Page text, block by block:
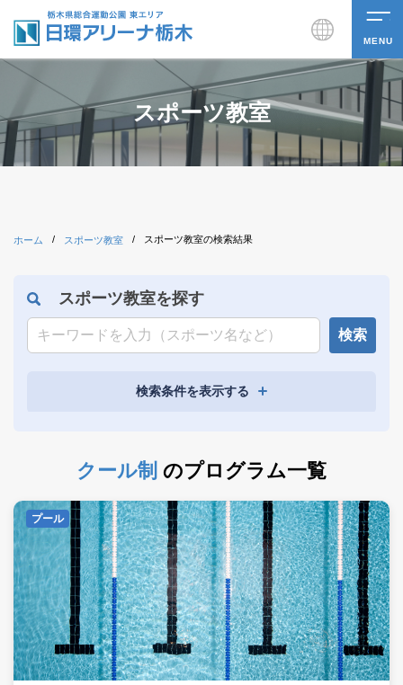
MENU
スポーツ教室
ホーム / スポーツ教室 / スポーツ教室の検索結果
スポーツ教室を探す
検索
検索条件を表示する
料金体系
対象
どなたでも 小学生
中学生以上 大人
場所 アリーナ スタジオ プール
クール制 のプログラム一覧
プール